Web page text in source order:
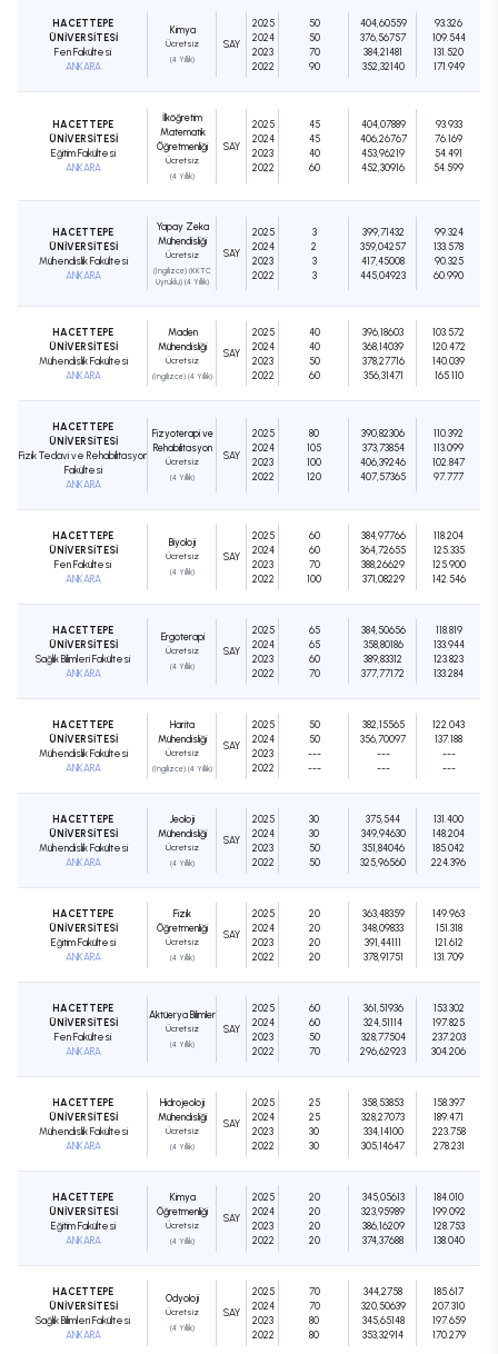
HACETTEPE
ÜNİVERSİTESİ
Fen Fakültesi
ANKARA
Kimya
Ücretsiz
(4 Yıllık)
SAY
2025
2024
2023
2022
50
50
70
90
404,60559
376,56757
384,21481
352,32140
93.326
109.544
131.520
171.949
HACETTEPE
ÜNİVERSİTESİ
Eğitim Fakültesi
ANKARA
İlköğretim
Matematik
Öğretmenliği
Ücretsiz
(4 Yıllık)
SAY
2025
2024
2023
2022
45
45
40
60
404,07889
406,26767
453,96219
452,30916
93.933
76.169
54.491
54.599
HACETTEPE
ÜNİVERSİTESİ
Mühendislik Fakültesi
ANKARA
Yapay Zeka
Mühendisliği
Ücretsiz
(İngilizce) (KKTC
Uyruklu) (4 Yıllık)
SAY
2025
2024
2023
2022
3
2
3
3
399,71432
359,04257
417,45008
445,04923
99.324
133.578
90.325
60.990
HACETTEPE
ÜNİVERSİTESİ
Mühendislik Fakültesi
ANKARA
Maden
Mühendisliği
Ücretsiz
(İngilizce) (4 Yıllık)
SAY
2025
2024
2023
2022
40
40
50
60
396,18603
368,14039
378,27716
356,31471
103.572
120.472
140.039
165.110
HACETTEPE
ÜNİVERSİTESİ
Fizik Tedavi ve Rehabilitasyon
Fakültesi
ANKARA
Fizyoterapi ve
Rehabilitasyon
Ücretsiz
(4 Yıllık)
SAY
2025
2024
2023
2022
80
105
100
120
390,82306
373,73854
406,39246
407,57365
110.392
113.099
102.847
97.777
HACETTEPE
ÜNİVERSİTESİ
Fen Fakültesi
ANKARA
Biyoloji
Ücretsiz
(4 Yıllık)
SAY
2025
2024
2023
2022
60
60
70
100
384,97766
364,72655
388,26629
371,08229
118.204
125.335
125.900
142.546
HACETTEPE
ÜNİVERSİTESİ
Sağlık Bilimleri Fakültesi
ANKARA
Ergoterapi
Ücretsiz
(4 Yıllık)
SAY
2025
2024
2023
2022
65
65
60
70
384,50656
358,80186
389,83312
377,77172
118.819
133.944
123.823
133.284
HACETTEPE
ÜNİVERSİTESİ
Mühendislik Fakültesi
ANKARA
Harita
Mühendisliği
Ücretsiz
(İngilizce) (4 Yıllık)
SAY
2025
2024
2023
2022
50
50
---
---
382,15565
356,70097
---
---
122.043
137.188
---
---
HACETTEPE
ÜNİVERSİTESİ
Mühendislik Fakültesi
ANKARA
Jeoloji
Mühendisliği
Ücretsiz
(4 Yıllık)
SAY
2025
2024
2023
2022
30
30
50
50
375,544
349,94630
351,84046
325,96560
131.400
148.204
185.042
224.396
HACETTEPE
ÜNİVERSİTESİ
Eğitim Fakültesi
ANKARA
Fizik
Öğretmenliği
Ücretsiz
(4 Yıllık)
SAY
2025
2024
2023
2022
20
20
20
20
363,48359
348,09833
391,44111
378,91751
149.963
151.318
121.612
131.709
HACETTEPE
ÜNİVERSİTESİ
Fen Fakültesi
ANKARA
Aktüerya Bilimleri
Ücretsiz
(4 Yıllık)
SAY
2025
2024
2023
2022
60
60
50
70
361,51936
324,51114
328,77504
296,62923
153.302
197.825
237.203
304.206
HACETTEPE
ÜNİVERSİTESİ
Mühendislik Fakültesi
ANKARA
Hidrojeoloji
Mühendisliği
Ücretsiz
(4 Yıllık)
SAY
2025
2024
2023
2022
25
25
30
30
358,53853
328,27073
334,14100
305,14647
158.397
189.471
223.758
278.231
HACETTEPE
ÜNİVERSİTESİ
Eğitim Fakültesi
ANKARA
Kimya
Öğretmenliği
Ücretsiz
(4 Yıllık)
SAY
2025
2024
2023
2022
20
20
20
20
345,05613
323,95989
386,16209
374,37688
184.010
199.092
128.753
138.040
HACETTEPE
ÜNİVERSİTESİ
Sağlık Bilimleri Fakültesi
ANKARA
Odyoloji
Ücretsiz
(4 Yıllık)
SAY
2025
2024
2023
2022
70
70
80
80
344,2758
320,50639
345,65148
353,32914
185.617
207.310
197.659
170.279